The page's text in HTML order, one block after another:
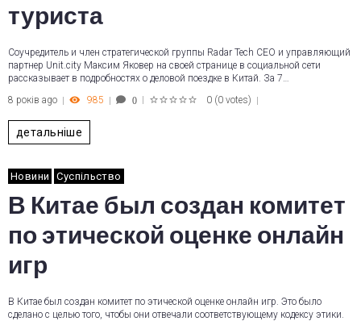
туриста
Соучредитель и член стратегической группы Radar Tech CEO и управляющий
партнер Unit.city Максим Яковер на своей странице в социальной сети
рассказывает в подробностях о деловой поездке в Китай. За 7…
8 років ago
985 0 0 (0 votes)
детальніше
Новини Суспільство
В Китае был создан комитет
по этической оценке онлайн
игр
В Китае был создан комитет по этической оценке онлайн игр. Это было
сделано с целью того, чтобы они отвечали соответствующему кодексу этики.